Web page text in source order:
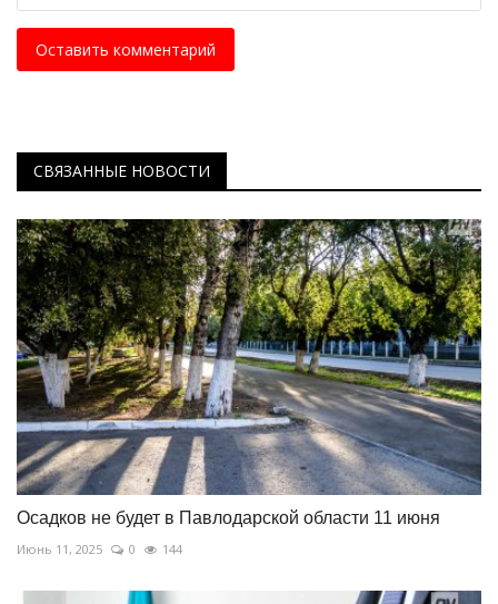
Оставить комментарий
СВЯЗАННЫЕ НОВОСТИ
Осадков не будет в Павлодарской области 11 июня
Июнь 11, 2025 0 144